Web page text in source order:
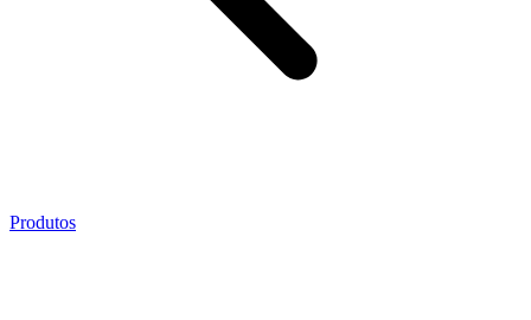
Produtos